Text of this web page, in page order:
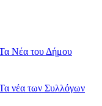
Νέα του Δήμου
νέα των Συλλόγων